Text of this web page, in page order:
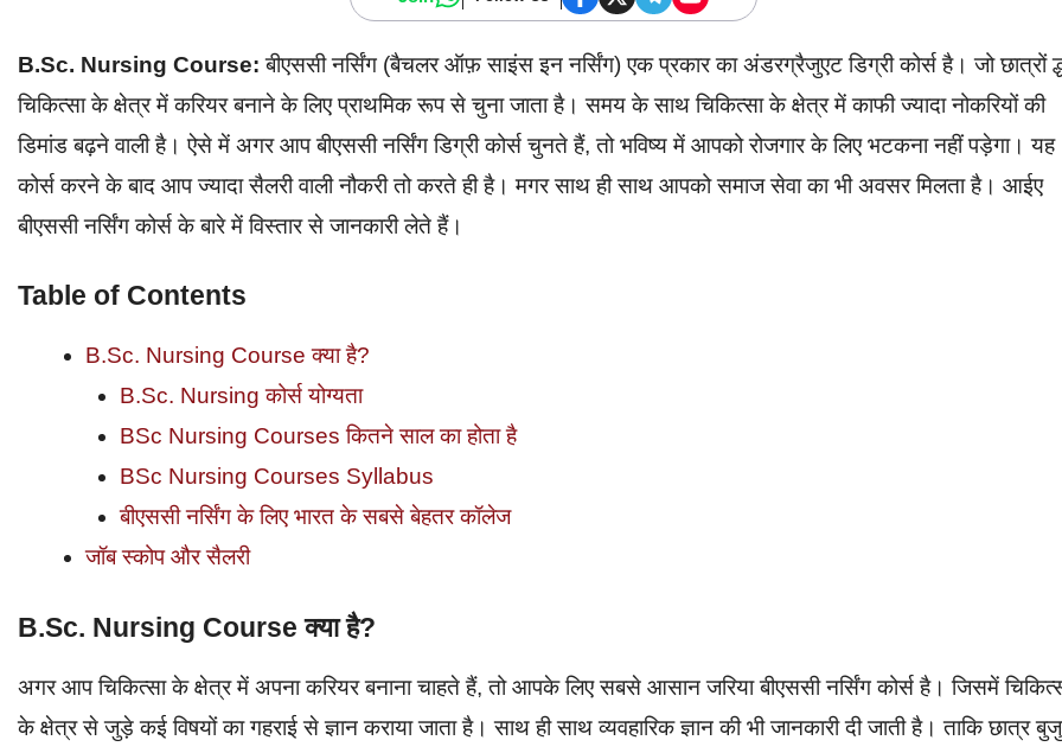
B.Sc. Nursing Course: बीएससी नर्सिंग (बैचलर ऑफ़ साइंस इन नर्सिंग) एक प्रकार का अंडरग्रैजुएट डिग्री कोर्स है। जो छात्रों
चिकित्सा के क्षेत्र में करियर बनाने के लिए प्राथमिक रूप से चुना जाता है। समय के साथ चिकित्सा के क्षेत्र में काफी ज्यादा नोकरियों की
डिमांड बढ़ने वाली है। ऐसे में अगर आप बीएससी नर्सिंग डिग्री कोर्स चुनते हैं, तो भविष्य में आपको रोजगार के लिए भटकना नहीं पड़ेगा। यह
कोर्स करने के बाद आप ज्यादा सैलरी वाली नौकरी तो करते ही है। मगर साथ ही साथ आपको समाज सेवा का भी अवसर मिलता है। आईए
बीएससी नर्सिंग कोर्स के बारे में विस्तार से जानकारी लेते हैं।
Table of Contents
B.Sc. Nursing Course क्या है?
B.Sc. Nursing कोर्स योग्यता
BSc Nursing Courses कितने साल का होता है
BSc Nursing Courses Syllabus
बीएससी नर्सिंग के लिए भारत के सबसे बेहतर कॉलेज
जॉब स्कोप और सैलरी
B.Sc. Nursing Course क्या है?
अगर आप चिकित्सा के क्षेत्र में अपना करियर बनाना चाहते हैं, तो आपके लिए सबसे आसान जरिया बीएससी नर्सिंग कोर्स है। जिसमें
के क्षेत्र से जुड़े कई विषयों का गहराई से ज्ञान कराया जाता है। साथ ही साथ व्यवहारिक ज्ञान की भी जानकारी दी जाती है। ताकि छात्र